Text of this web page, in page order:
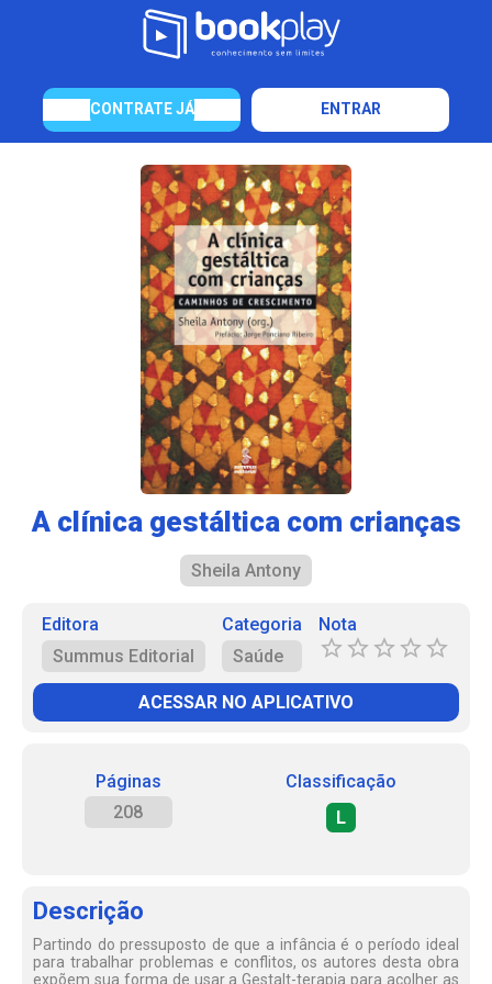
CONTRATE JÁ ENTRAR
A clínica gestáltica com crianças
Sheila Antony
Editora
Summus Editorial
Categoria
Saúde
Nota
ACESSAR NO APLICATIVO
Páginas
208
Classificação
L
Descrição
Partindo do pressuposto de que a infância é o período ideal
para trabalhar problemas e conflitos, os autores desta obra
expõem sua forma de usar a Gestalt-terapia para acolher as